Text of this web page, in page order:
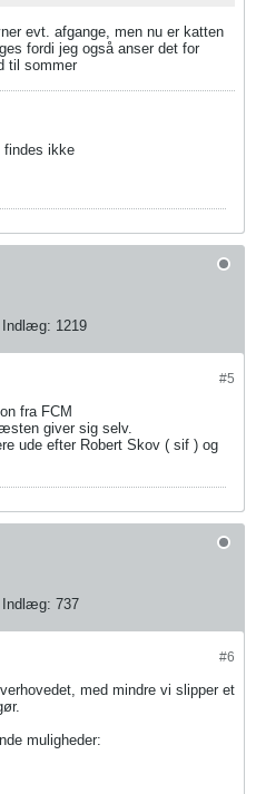
evt. afgange, men nu er katten
fordi jeg også anser det for
til sommer
ikke
Indlæg: 1219
#5
fra FCM
giver sig selv.
ude efter Robert Skov ( sif ) og
Indlæg: 737
#6
med mindre vi slipper et
muligheder: